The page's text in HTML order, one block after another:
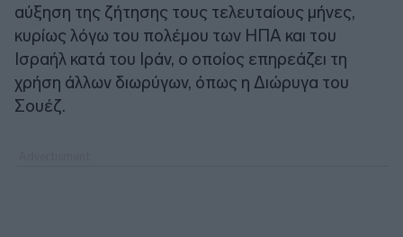
αύξηση της ζήτησης τους τελευταίους μήνες,
κυρίως λόγω του πολέμου των ΗΠΑ και του
Ισραήλ κατά του Ιράν, ο οποίος επηρεάζει τη
χρήση άλλων διωρύγων, όπως η Διώρυγα του
Σουέζ.